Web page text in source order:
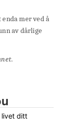
mer ved å
av dårlige
.
livet ditt